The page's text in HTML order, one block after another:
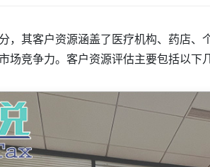
，其客户资源涵盖了医疗机构、药店
场竞争力。客户资源评估主要包括以下